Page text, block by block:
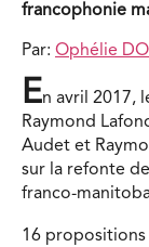
francophonie
Par: Ophélie
En avril 2017,
Raymond
Audet et
sur la refonte
franco-
16